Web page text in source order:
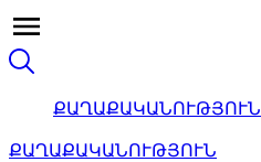
ՔԱՂԱՔԱԿԱՆՈՒԹՅՈՒՆ
ՔԱՂԱՔԱԿԱՆՈՒԹՅՈՒՆ